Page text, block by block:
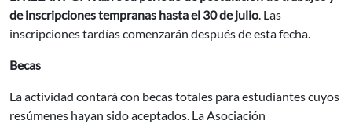
de inscripciones tempranas hasta el 30 de julio . Las
inscripciones tardías comenzarán después de esta fecha.
Becas
La actividad contará con becas totales para estudiantes cuyos
resúmenes hayan sido aceptados. La Asociación